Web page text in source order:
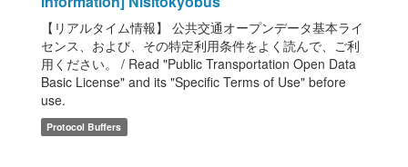
【リアルタイム情報】 公共交通オープンデータ基本ライ
センス、および、その特定利用条件をよく読んで、ご利
用ください。 / Read "Public Transportation Open Data
Basic License" and its "Specific Terms of Use" before
use.
Protocol Buffers